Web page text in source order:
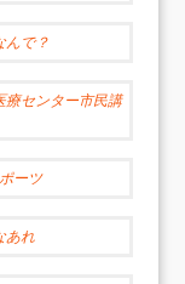
んで？
療センター市民講
ーツ
あれ